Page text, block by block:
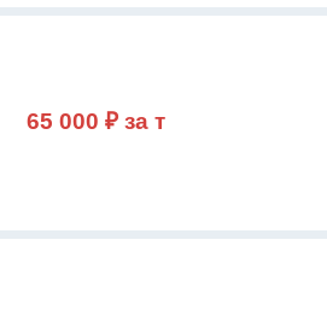
65 000 ₽ за т